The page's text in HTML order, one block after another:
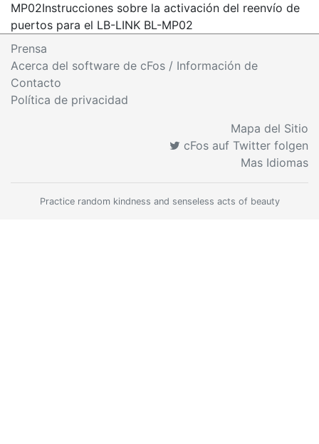
MP02Instrucciones sobre la activación del reenvío de
puertos para el LB-LINK BL-MP02
Prensa
Acerca del software de cFos / Información de
Contacto
Política de privacidad
Mapa del Sitio
cFos auf Twitter folgen
Mas Idiomas
Practice random kindness and senseless acts of beauty